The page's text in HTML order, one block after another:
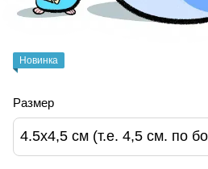
Новинка
Размер
4.5х4,5 см (т.е. 4,5 см. по